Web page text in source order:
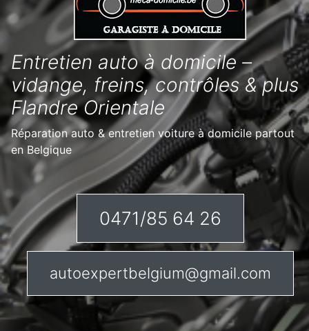
Entretien auto à domicile –
vidange, freins, contrôles & plus
Flandre Orientale
Réparation auto & entretien voiture à domicile partout
en Belgique
0471/85 64 26
autoexpertbelgium@gmail.com